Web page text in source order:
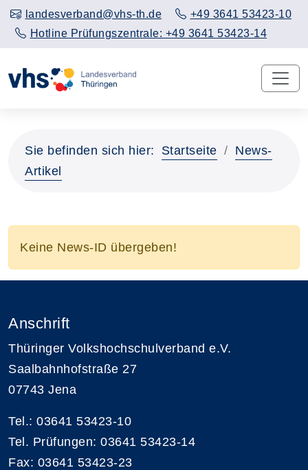
landesverband@vhs-th.de
+49 3641 53423-10
Hotline Prüfungszentrale: +49 3641 53423-14
Sie befinden sich hier: Startseite
News-
Artikel
Keine News-ID übergeben!
Anschrift
Thüringer Volkshochschulverband e.V.
Saalbahnhofstraße 27
07743 Jena
Tel.: 03641 53423-10
Tel. Prüfungen: 03641 53423-14
Fax: 03641 53423-23